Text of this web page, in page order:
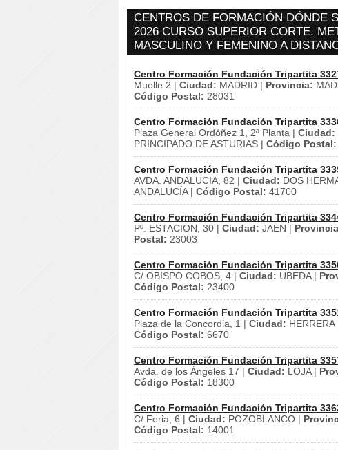
CENTROS DE FORMACIÓN DÓNDE
2026 CURSO SUPERIOR CORTE.
MASCULINO Y FEMENINO A
Centro Formación Fundación Tripartita
Muelle 2 | Ciudad: MADRID | Provincia:
Código Postal: 28031
Centro Formación Fundación Tripartita
Plaza General Ordóñez 1, 2ª Planta | Ciudad:
PRINCIPADO DE ASTURIAS | Código Postal:
Centro Formación Fundación Tripartita
AVDA. ANDALUCIA, 82 | Ciudad: DOS
ANDALUCÍA | Código Postal: 41700
Centro Formación Fundación Tripartita
Pº. ESTACION, 30 | Ciudad: JAEN |
Postal: 23003
Centro Formación Fundación Tripartita
C/ OBISPO COBOS, 4 | Ciudad: UBEDA |
Código Postal: 23400
Centro Formación Fundación Tripartita
Plaza de la Concordia, 1 | Ciudad: HERRERA
Código Postal: 6670
Centro Formación Fundación Tripartita
Avda. de los Ángeles 17 | Ciudad: LOJA |
Código Postal: 18300
Centro Formación Fundación Tripartita
C/ Feria, 6 | Ciudad: POZOBLANCO |
Código Postal: 14001